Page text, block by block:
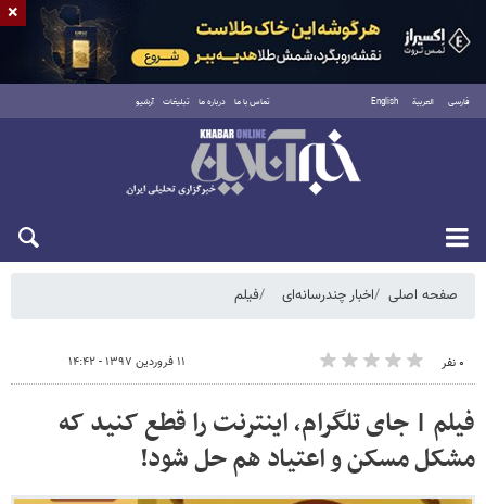
فارسی العربية English تماس با ما درباره ما تبلیغات آرشیو
جمعه ۱۶ مرداد ۱۴۰۵
صفحه اصلی اخبار چندرسانه‌ای فیلم
۰ نفر ۱۱ فروردین ۱۳۹۷ - ۱۴:۴۲
فیلم | جای تلگرام، اینترنت را قطع کنید که
مشکل مسکن و اعتیاد هم حل شود!
×